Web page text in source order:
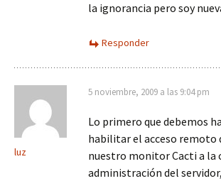
la ignorancia pero soy
Responder
luz
5 noviembre, 2009 a las 9:04 pm
Lo primero que debemos
habilitar el acceso remoto
nuestro monitor Cacti a la
administración del